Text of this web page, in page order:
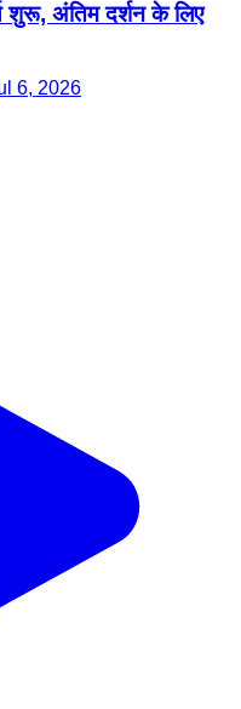
शुरू, अंतिम दर्शन के लिए
6, 2026